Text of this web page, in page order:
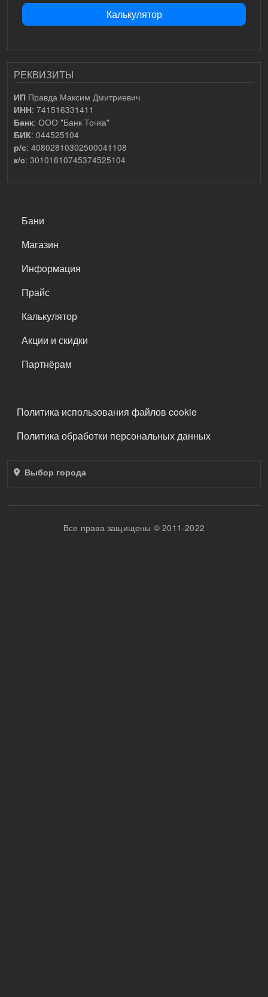
Калькулятор
РЕКВИЗИТЫ
ИП Правда Максим Дмитриевич
ИНН: 741516331411
Банк: ООО "Банк Точка"
БИК: 044525104
р/с: 40802810302500041108
к/с: 30101810745374525104
САМОЕ ВАЖНОЕ
Бани
Магазин
Информация
Прайс
Калькулятор
Акции и скидки
Партнёрам
ПОДВАЛ
Политика использования файлов cookie
Политика обработки персональных данных
Выбор города
Все права защищены © 2011-2022